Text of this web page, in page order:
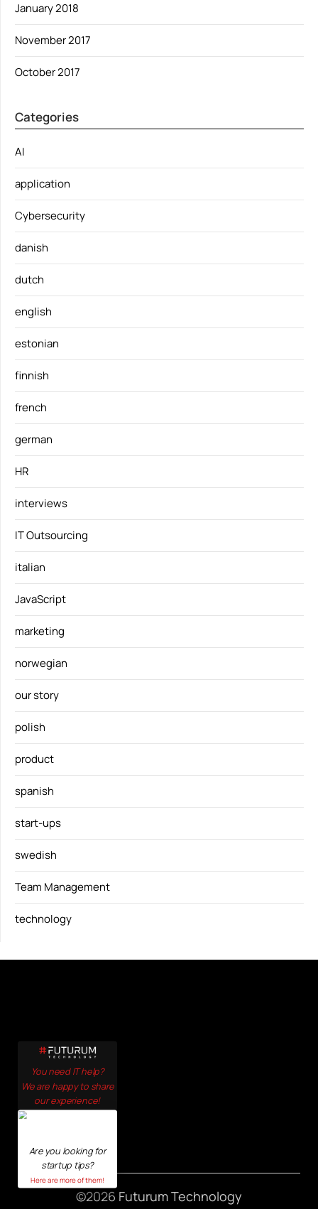
January 2018
November 2017
October 2017
Categories
AI
application
Cybersecurity
danish
dutch
english
estonian
finnish
french
german
HR
interviews
IT Outsourcing
italian
JavaScript
marketing
norwegian
our story
polish
product
spanish
start-ups
swedish
Team Management
technology
You need IT help?
We are happy to share
our experience!
Are you looking for
startup tips?
Here are more of them!
©2026 Futurum Technology